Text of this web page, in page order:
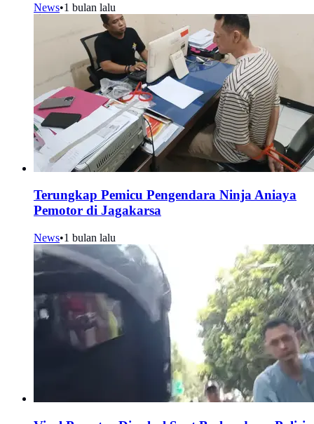
News•1 bulan lalu
Terungkap Pemicu Pengendara Ninja Aniaya
Pemotor di Jagakarsa
News•1 bulan lalu